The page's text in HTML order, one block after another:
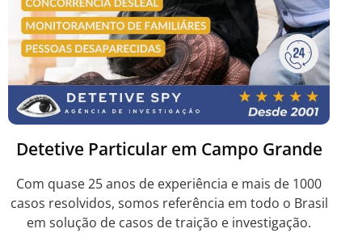
Detetive Particular em Campo Grande
Com quase 25 anos de experiência e mais de 1000
casos resolvidos, somos referência em todo o Brasil
em solução de casos de traição e investigação.